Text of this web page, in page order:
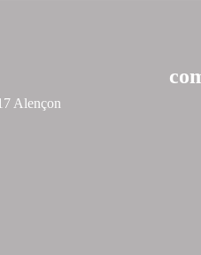
Alençon